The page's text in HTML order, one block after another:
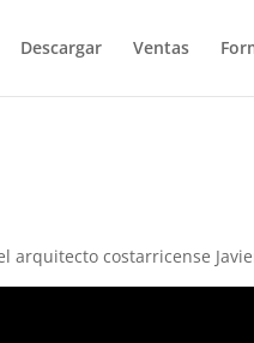
Descargar Ventas
costarricense